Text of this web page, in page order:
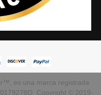
es una marca registrada
Copyright © 2019-